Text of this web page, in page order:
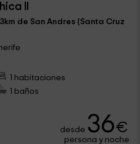
II
de San Andres (Santa Cruz
1 habitaciones
1 baños
desde 36€
persona y noche